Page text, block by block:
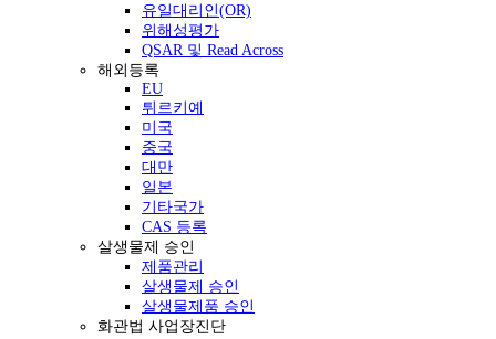
유일대리인(OR)
위해성평가
QSAR 및 Read Across
해외등록
EU
튀르키예
미국
중국
대만
일본
기타국가
CAS 등록
살생물제 승인
제품관리
살생물제 승인
살생물제품 승인
화관법 사업장진단